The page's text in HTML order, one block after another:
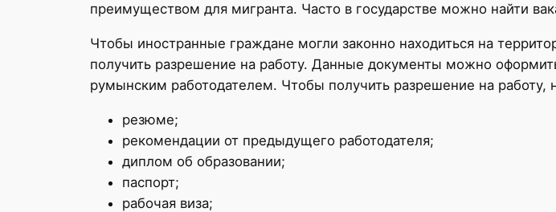
преимуществом для мигранта. Часто в государстве можно найти
Чтобы иностранные граждане могли законно находиться на
получить разрешение на работу. Данные документы можно
румынским работодателем. Чтобы получить разрешение на работу,
резюме;
рекомендации от предыдущего работодателя;
диплом об образовании;
паспорт;
рабочая виза;